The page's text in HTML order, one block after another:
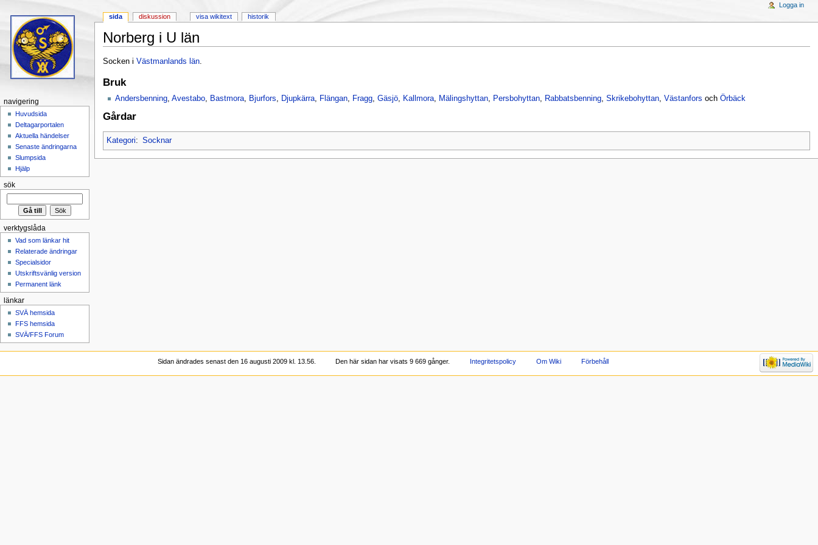
Norberg i U län
Socken i Västmanlands län.
Bruk
Andersbenning, Avestabo, Bastmora, Bjurfors, Djupkärra, Flängan, Fragg, Gäsjö, Kallmora, Mälingshyttan, Persbohyttan, Rabbatsbenning, Skrikebohyttan, Västanfors och Örbäck
Gårdar
Kategori: Socknar
sida diskussion visa wikitext historik
Logga in
navigering
Huvudsida
Deltagarportalen
Aktuella händelser
Senaste ändringarna
Slumpsida
Hjälp
sök
verktygslåda
Vad som länkar hit
Relaterade ändringar
Specialsidor
Utskriftsvänlig version
Permanent länk
länkar
SVÄ hemsida
FFS hemsida
SVÄ/FFS Forum
Sidan ändrades senast den 16 augusti 2009 kl. 13.56. Den här sidan har visats 9 669 gånger. Integritetspolicy Om Wiki Förbehåll